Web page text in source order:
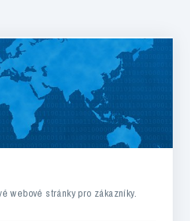
webové stránky pro zákazníky.